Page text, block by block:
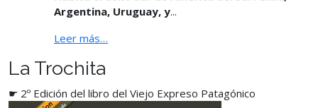
Argentina, Uruguay, y...
Leer más…
La Trochita
☛ 2º Edición del libro del Viejo Expreso Patagónico